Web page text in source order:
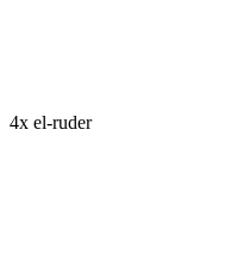
4x el-ruder